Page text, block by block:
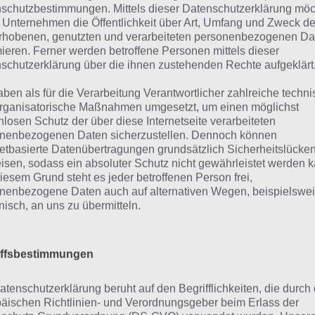
Ein toller Brick-
handelt es sich um einen modernen Brick-
Ball die Gegenstände zerstören. Dabei muss der Ball
diese zerstört werden. In den unterschiedlichsten
anders aus und sind auch anders angeordnet, sodass
Spielprinzip in der Anodia App einlassen muss.
grafisch ist Anodia für iPhone und iPad eine Pracht.
sorgt man dafür, dass die Welt immer in Bewegung
so lassen diese auch Power-Ups fallen, welche ihr
oder meiden solltet. So kann zum einen der Ball
Mittels dieser Datenschutzerklärung
Unternehmen die Öffentlichkeit über Art, Umfang und Zweck
genutzten und verarbeiteten personenbezogenen
Ferner werden betroffene Personen mittels dieser
über die ihnen zustehenden Rechte aufgeklärt.
als für die Verarbeitung Verantwortlicher zahlreiche
Maßnahmen umgesetzt, um einen möglichst
Schutz der über diese Internetseite verarbeiteten
Daten sicherzustellen. Dennoch können
Datenübertragungen grundsätzlich Sicherheitslücken
sodass ein absoluter Schutz nicht gewährleistet werden
Grund steht es jeder betroffenen Person frei,
Daten auch auf alternativen Wegen,
an uns zu übermitteln.
beruht auf den Begrifflichkeiten, die durch
Richtlinien- und Verordnungsgeber beim Erlass der